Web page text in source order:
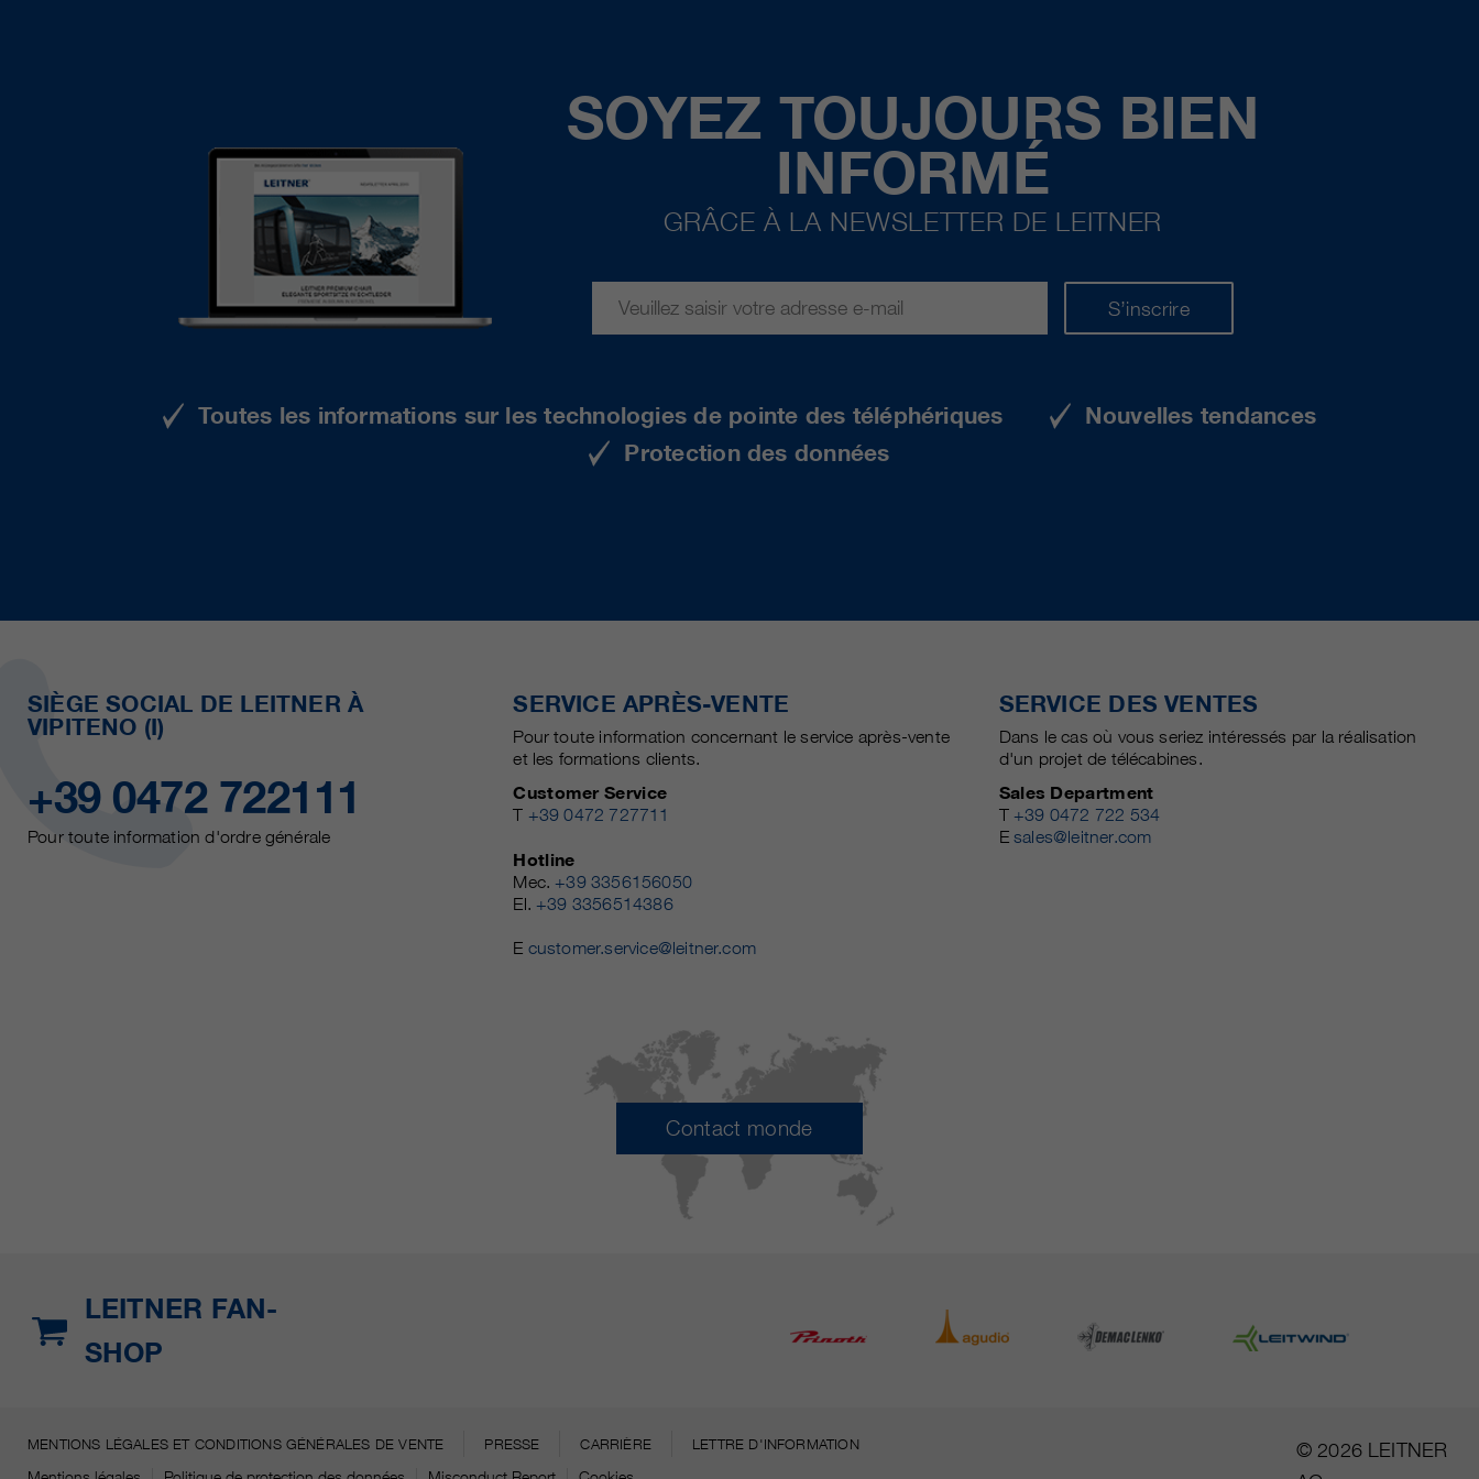
SOYEZ TOUJOURS BIEN
INFORMÉ
GRÂCE À LA NEWSLETTER DE LEITNER
S’inscrire
Toutes les informations sur les technologies de pointe des téléphériques
Nouvelles tendances
Protection des données
SIÈGE SOCIAL DE LEITNER À
VIPITENO (I)
+39 0472 722111
Pour toute information d'ordre générale
SERVICE APRÈS-VENTE
Pour toute information concernant le service après-vente
et les formations clients.
Customer Service
T +39 0472 727711
Hotline
Mec. +39 3356156050
El. +39 3356514386
E customer.service@leitner.com
SERVICE DES VENTES
Dans le cas où vous seriez intéressés par la réalisation
d'un projet de télécabines.
Sales Department
T +39 0472 722 534
Esales@leitner.com
Contact monde
LEITNER FAN-
SHOP
MENTIONS LÉGALES ET CONDITIONS GÉNÉRALES DE VENTE PRESSE CARRIÈRE LETTRE D'INFORMATION
© 2026 LEITNER